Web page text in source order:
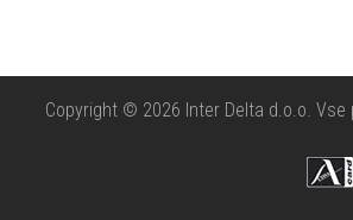
Copyright © 2026 Inter Delta d.o.o. Vse